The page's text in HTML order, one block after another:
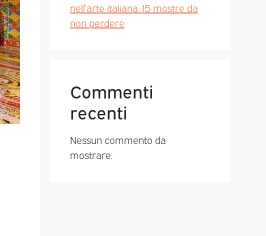
nell’arte italiana. 15 mostre da
non perdere
Commenti
recenti
Nessun commento da
mostrare.